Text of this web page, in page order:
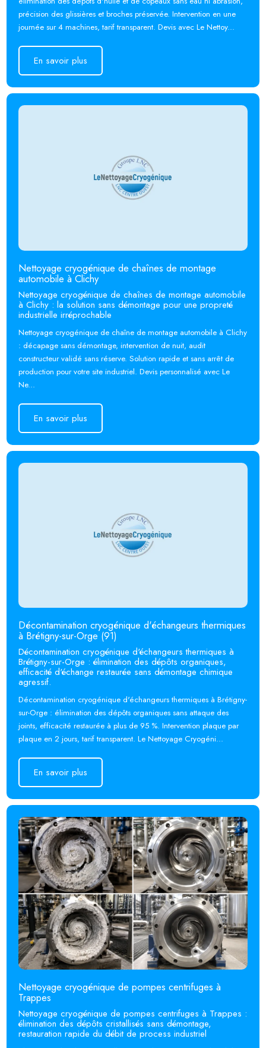
précision des glissières et broches préservée. Intervention en une
journée sur 4 machines, tarif transparent. Devis avec Le Nettoy...
En savoir plus
Nettoyage cryogénique de chaînes de montage
automobile à Clichy
Nettoyage cryogénique de chaînes de montage automobile
à Clichy : la solution sans démontage pour une propreté
industrielle irréprochable
Nettoyage cryogénique de chaîne de montage automobile à Clichy
: décapage sans démontage, intervention de nuit, audit
constructeur validé sans réserve. Solution rapide et sans arrêt de
production pour votre site industriel. Devis personnalisé avec Le
Ne...
En savoir plus
En savoir plus
Décontamination cryogénique d'échangeurs thermiques
à Brétigny-sur-Orge (91)
Décontamination cryogénique d'échangeurs thermiques à
Brétigny-sur-Orge : élimination des dépôts organiques,
efficacité d'échange restaurée sans démontage chimique
agressif.
Décontamination cryogénique d'échangeurs thermiques à Brétigny-
sur-Orge : élimination des dépôts organiques sans attaque des
joints, efficacité restaurée à plus de 95 %. Intervention plaque par
plaque en 2 jours, tarif transparent. Le Nettoyage Cryogéni...
En savoir plus
Nettoyage cryogénique de pompes centrifuges à
Trappes
Nettoyage cryogénique de pompes centrifuges à Trappes :
élimination des dépôts cristallisés sans démontage,
restauration rapide du débit de process industriel